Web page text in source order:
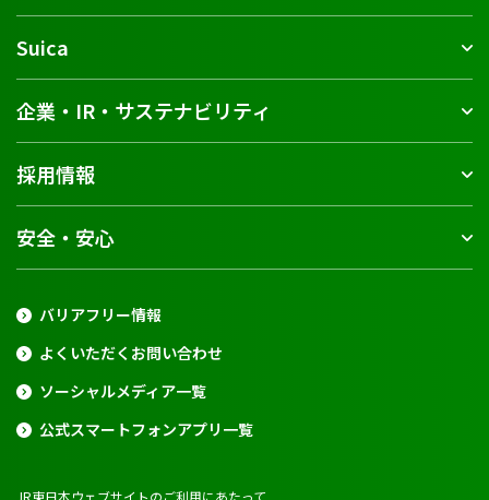
Suica
企業・IR・サステナビリティ
採用情報
安全・安心
バリアフリー情報
よくいただくお問い合わせ
ソーシャルメディア一覧
公式スマートフォンアプリ一覧